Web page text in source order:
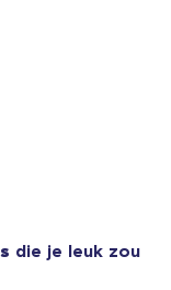
die je leuk zou